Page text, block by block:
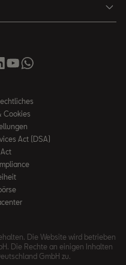
Cookies
Act (DSA)
Die Website wird betrieben
Die Rechte an einigen Inhalten
GmbH zu.